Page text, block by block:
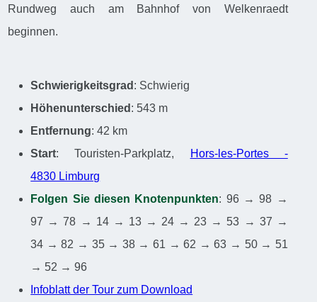
Rundweg auch am Bahnhof von Welkenraedt
beginnen.
Schwierigkeitsgrad : Schwierig
Höhenunterschied : 543 m
Entfernung: 42 km
Start: Touristen-Parkplatz,
Hors-les-Portes -
4830 Limburg
Folgen Sie diesen Knotenpunkten: 96 → 98 →
97 → 78 → 14 → 13 → 24 → 23 → 53 → 37 →
34 → 82 → 35 → 38 → 61 → 62 → 63 → 50 → 51
→ 52 → 96
Infoblatt der Tour zum Download